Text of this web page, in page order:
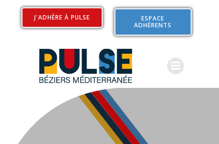
Aller
contenu
J'ADHÈRE À PULSE
ESPACE
ADHÉRENTS